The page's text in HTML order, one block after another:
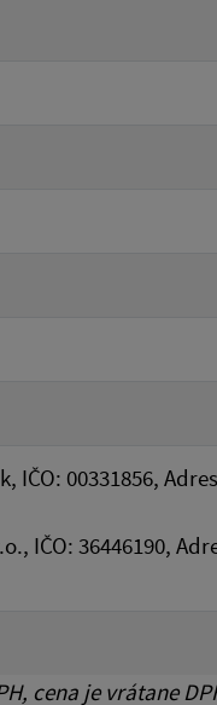
IČO: 00331856,
IČO: 36446190,
cena je vrátane